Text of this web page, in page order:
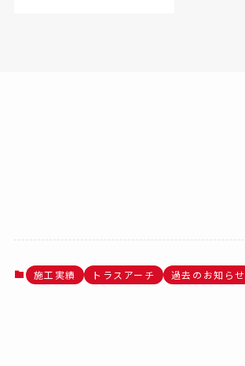
施工実績 トラスアーチ 過去のお知らせ